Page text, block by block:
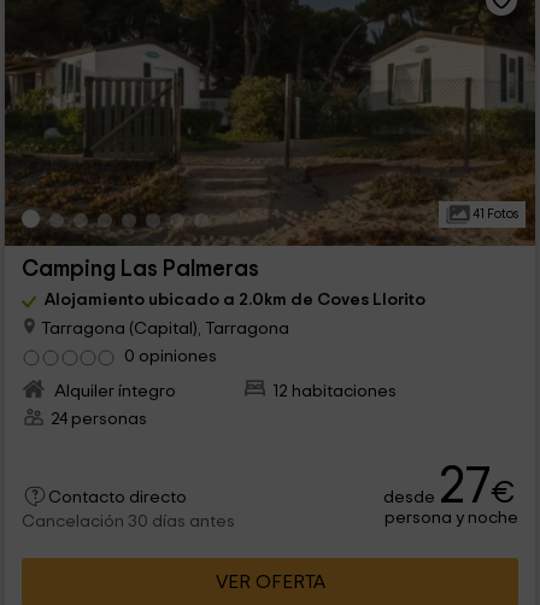
41 Fotos
Camping Las Palmeras
Alojamiento ubicado a 2.0km de Coves Llorito
Tarragona (Capital), Tarragona
0 opiniones
Alquiler íntegro
12 habitaciones
24 personas
Contacto directo
Cancelación 30 días antes
desde 27€
persona y noche
VER OFERTA